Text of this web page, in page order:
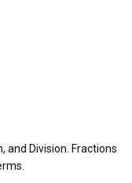
and Division. Fractions